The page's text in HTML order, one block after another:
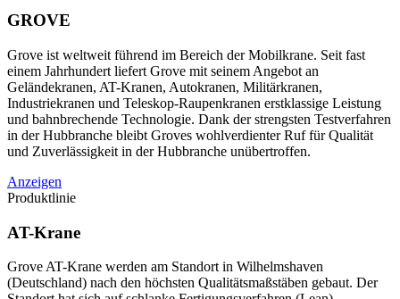
GROVE
Grove ist weltweit führend im Bereich der Mobilkrane. Seit fast
einem Jahrhundert liefert Grove mit seinem Angebot an
Geländekranen, AT-Kranen, Autokranen, Militärkranen,
Industriekranen und Teleskop-Raupenkranen erstklassige Leistung
und bahnbrechende Technologie. Dank der strengsten Testverfahren
in der Hubbranche bleibt Groves wohlverdienter Ruf für Qualität
und Zuverlässigkeit in der Hubbranche unübertroffen.
Anzeigen
Produktlinie
AT-Krane
Grove AT-Krane werden am Standort in Wilhelmshaven
(Deutschland) nach den höchsten Qualitätsmaßstäben gebaut. Der